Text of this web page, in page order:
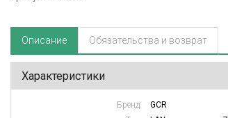
Описание Обязательства и возврат
Характеристики
Бренд:
GCR